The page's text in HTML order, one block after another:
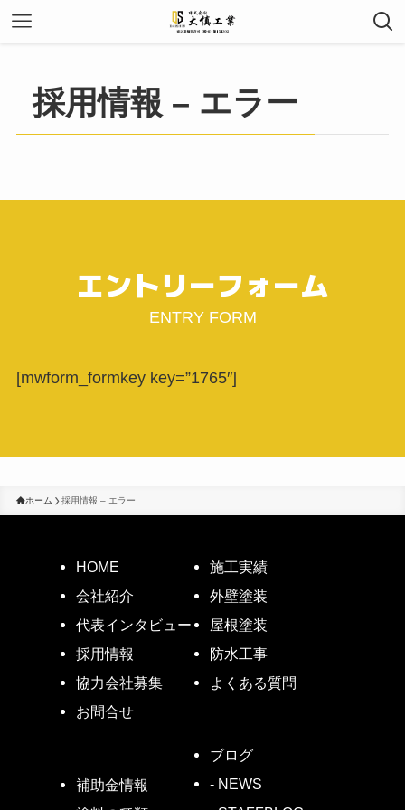
採用情報 – エラー
エントリーフォーム
ENTRY FORM
[mwform_formkey key=”1765″]
ホーム 採用情報 – エラー
HOME
会社紹介
代表インタビュー
採用情報
協力会社募集
お問合せ
施工実績
外壁塗装
屋根塗装
防水工事
よくある質問
補助金情報
ブログ
- NEWS